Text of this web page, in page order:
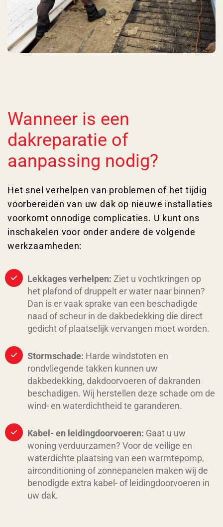
Wanneer is een
dakreparatie of
aanpassing nodig?
Het snel verhelpen van problemen of het tijdig
voorbereiden van uw dak op nieuwe installaties
voorkomt onnodige complicaties. U kunt ons
inschakelen voor onder andere de volgende
werkzaamheden:
Lekkages verhelpen: Ziet u vochtkringen op
het plafond of druppelt er water naar binnen?
Dan is er vaak sprake van een beschadigde
naad of scheur in de dakbedekking die direct
gedicht of plaatselijk vervangen moet worden.
Stormschade: Harde windstoten en
rondvliegende takken kunnen uw
dakbedekking, dakdoorvoeren of dakranden
beschadigen. Wij herstellen deze schade om de
wind- en waterdichtheid te garanderen.
Kabel- en leidingdoorvoeren: Gaat u uw
woning verduurzamen? Voor de veilige en
waterdichte plaatsing van een warmtepomp,
airconditioning of zonnepanelen maken wij de
benodigde extra kabel- of leidingdoorvoeren in
uw dak.